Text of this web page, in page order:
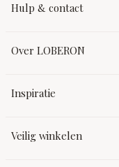
Hulp & contact
Over LOBERON
Inspiratie
Veilig winkelen